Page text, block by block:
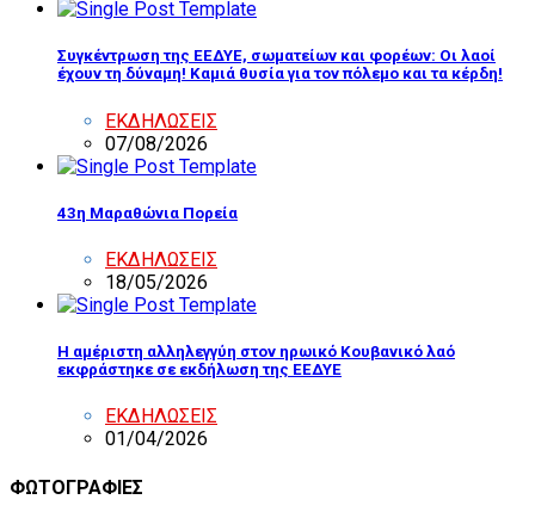
Συγκέντρωση της ΕΕΔΥΕ, σωματείων και φορέων: Οι λαοί
έχουν τη δύναμη! Καμιά θυσία για τον πόλεμο και τα κέρδη!
ΕΚΔΗΛΩΣΕΙΣ
07/08/2026
43η Μαραθώνια Πορεία
ΕΚΔΗΛΩΣΕΙΣ
18/05/2026
Η αμέριστη αλληλεγγύη στον ηρωικό Κουβανικό λαό
εκφράστηκε σε εκδήλωση της ΕΕΔΥΕ
ΕΚΔΗΛΩΣΕΙΣ
01/04/2026
ΦΩΤΟΓΡΑΦΙΕΣ